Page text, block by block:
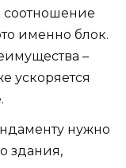
соотношение
именно блок.
–
ускоряется
нужно
здания,